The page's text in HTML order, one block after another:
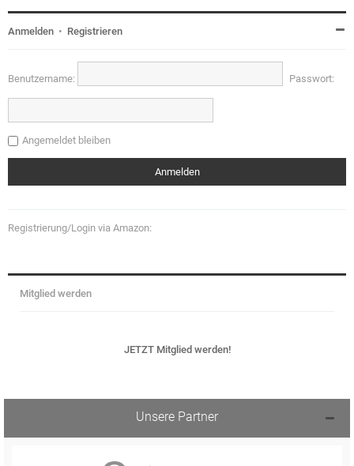
Anmelden • Registrieren
Benutzername: Passwort:
Angemeldet bleiben
Registrierung/Login via Amazon:
Mitglied werden
JETZT Mitglied werden!
Unsere Partner